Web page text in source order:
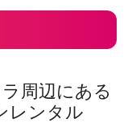
周⁠辺⁠に⁠あ⁠る
レ⁠ン⁠タ⁠ル